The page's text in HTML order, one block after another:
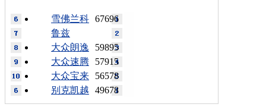
67696
雪佛兰科
鲁兹
59895
大众朗逸
57915
大众速腾
56578
大众宝来
49678
别克凯越